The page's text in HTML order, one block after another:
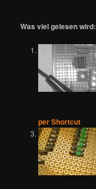
Was viel gelesen wird:
per Shortcut